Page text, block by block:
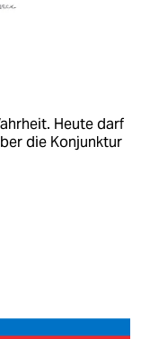
Heute darf
die Konjunktur